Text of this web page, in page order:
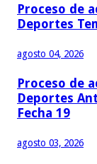
Proceso de
Deportes
agosto 04, 2026
Proceso de
Deportes
Fecha 19
agosto 03, 2026